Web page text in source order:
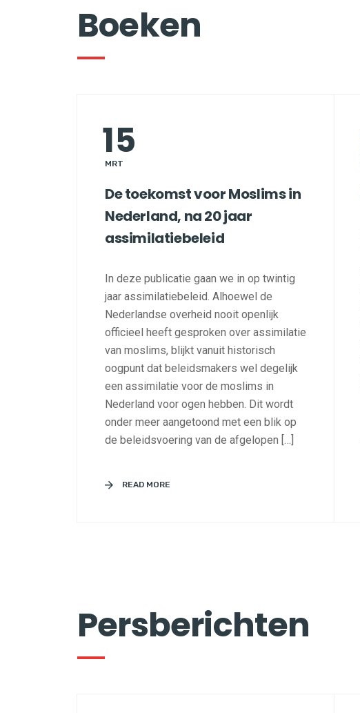
Boeken
15
MRT
De toekomst voor Moslims in
Nederland, na 20 jaar
assimilatiebeleid
In deze publicatie gaan we in op twintig
jaar assimilatiebeleid. Alhoewel de
Nederlandse overheid nooit openlijk
officieel heeft gesproken over assimilatie
van moslims, blijkt vanuit historisch
oogpunt dat beleidsmakers wel degelijk
een assimilatie voor de moslims in
Nederland voor ogen hebben. Dit wordt
onder meer aangetoond met een blik op
de beleidsvoering van de afgelopen […]
READ MORE
Persberichten